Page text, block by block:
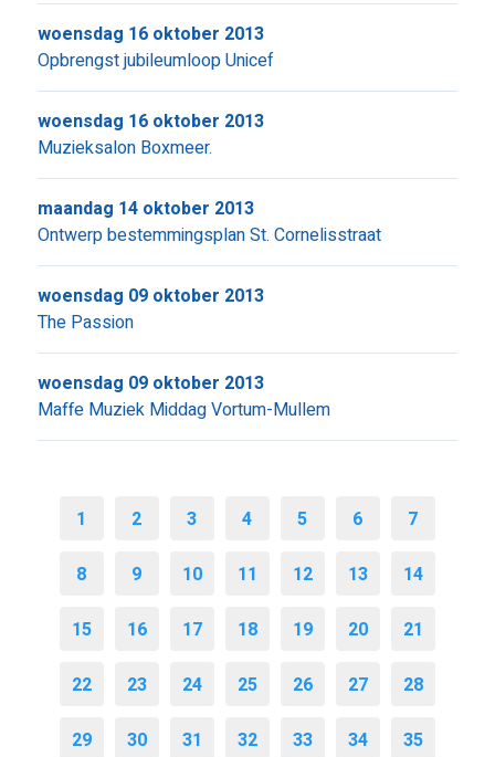
Opbrengst jubileumloop Unicef
woensdag 16 oktober 2013
Muzieksalon Boxmeer.
woensdag 16 oktober 2013
Ontwerp bestemmingsplan St. Cornelisstraat
maandag 14 oktober 2013
The Passion
woensdag 09 oktober 2013
Maffe Muziek Middag Vortum-Mullem
woensdag 09 oktober 2013
1 2 3 4 5 6 7
8 9 10 11 12 13 14
15 16 17 18 19 20 21
22 23 24 25 26 27 28
29 30 31 32 33 34 35